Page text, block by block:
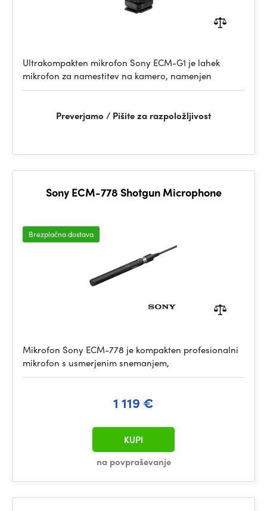
Ultrakompakten mikrofon Sony ECM-G1 je lahek
mikrofon za namestitev na kamero, namenjen
Preverjamo / Pišite za razpoložljivost
Sony ECM-778 Shotgun Microphone
Brezplačna dostava
Mikrofon Sony ECM-778 je kompakten profesionalni
mikrofon s usmerjenim snemanjem,
1 119 €
na povpraševanje
KUPI